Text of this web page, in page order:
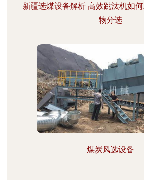
新疆选煤设备解析 高效跳汰机如
物分选
煤炭风选设备